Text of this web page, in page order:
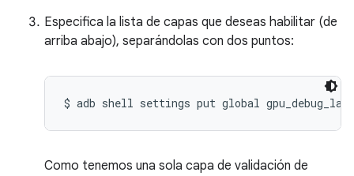
Especifica la lista de capas que deseas habilitar (de
arriba abajo), separándolas con dos puntos:
Como tenemos una sola capa de validación de